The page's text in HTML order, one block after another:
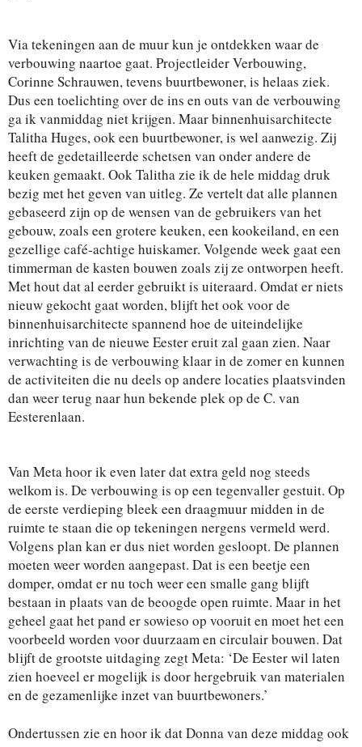
Via tekeningen aan de muur kun je ontdekken waar de
verbouwing naartoe gaat. Projectleider Verbouwing,
Corinne Schrauwen, tevens buurtbewoner, is helaas ziek.
Dus een toelichting over de ins en outs van de verbouwing
ga ik vanmiddag niet krijgen. Maar binnenhuisarchitecte
Talitha Huges, ook een buurtbewoner, is wel aanwezig. Zij
heeft de gedetailleerde schetsen van onder andere de
keuken gemaakt. Ook Talitha zie ik de hele middag druk
bezig met het geven van uitleg. Ze vertelt dat alle plannen
gebaseerd zijn op de wensen van de gebruikers van het
gebouw, zoals een grotere keuken, een kookeiland, en een
gezellige café-achtige huiskamer. Volgende week gaat een
timmerman de kasten bouwen zoals zij ze ontworpen heeft.
Met hout dat al eerder gebruikt is uiteraard. Omdat er niets
nieuw gekocht gaat worden, blijft het ook voor de
binnenhuisarchitecte spannend hoe de uiteindelijke
inrichting van de nieuwe Eester eruit zal gaan zien. Naar
verwachting is de verbouwing klaar in de zomer en kunnen
de activiteiten die nu deels op andere locaties plaatsvinden
dan weer terug naar hun bekende plek op de C. van
Eesterenlaan.
Van Meta hoor ik even later dat extra geld nog steeds
welkom is. De verbouwing is op een tegenvaller gestuit. Op
de eerste verdieping bleek een draagmuur midden in de
ruimte te staan die op tekeningen nergens vermeld werd.
Volgens plan kan er dus niet worden gesloopt. De plannen
moeten weer worden aangepast. Dat is een beetje een
domper, omdat er nu toch weer een smalle gang blijft
bestaan in plaats van de beoogde open ruimte. Maar in het
geheel gaat het pand er sowieso op vooruit en moet het een
voorbeeld worden voor duurzaam en circulair bouwen. Dat
blijft de grootste uitdaging zegt Meta: ‘De Eester wil laten
zien hoeveel er mogelijk is door hergebruik van materialen
en de gezamenlijke inzet van buurtbewoners.’
Ondertussen zie en hoor ik dat Donna van deze middag ook